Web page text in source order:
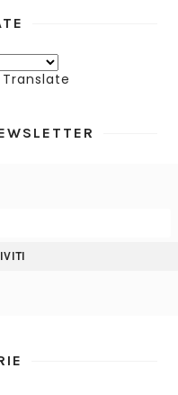
Translate